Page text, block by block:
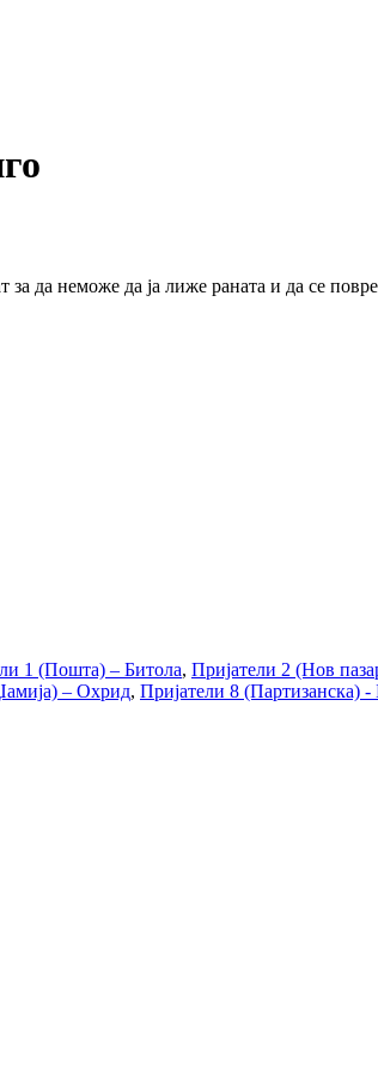
да неможе да ја лиже раната и да се
1 (Пошта) – Битола, Пријатели 2 (Нов
– Охрид, Пријатели 8 (Партизанска) -